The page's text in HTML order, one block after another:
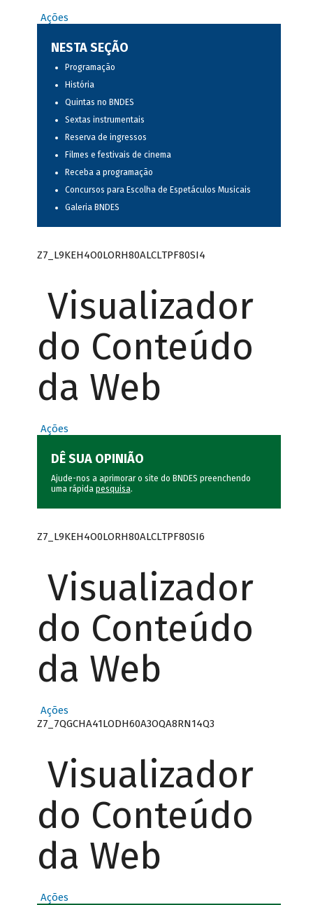
Ações
NESTA SEÇÃO
Programação
História
Quintas no BNDES
Sextas instrumentais
Reserva de ingressos
Filmes e festivais de cinema
Receba a programação
Concursos para Escolha de Espetáculos Musicais
Galeria BNDES
Z7_L9KEH4O0LORH80ALCLTPF80SI4
Visualizador
do Conteúdo
da Web
Ações
DÊ SUA OPINIÃO
Ajude-nos a aprimorar o site do BNDES preenchendo
uma rápida pesquisa.
Z7_L9KEH4O0LORH80ALCLTPF80SI6
Visualizador
do Conteúdo
da Web
Ações
Z7_7QGCHA41LODH60A3OQA8RN14Q3
Visualizador
do Conteúdo
da Web
Ações